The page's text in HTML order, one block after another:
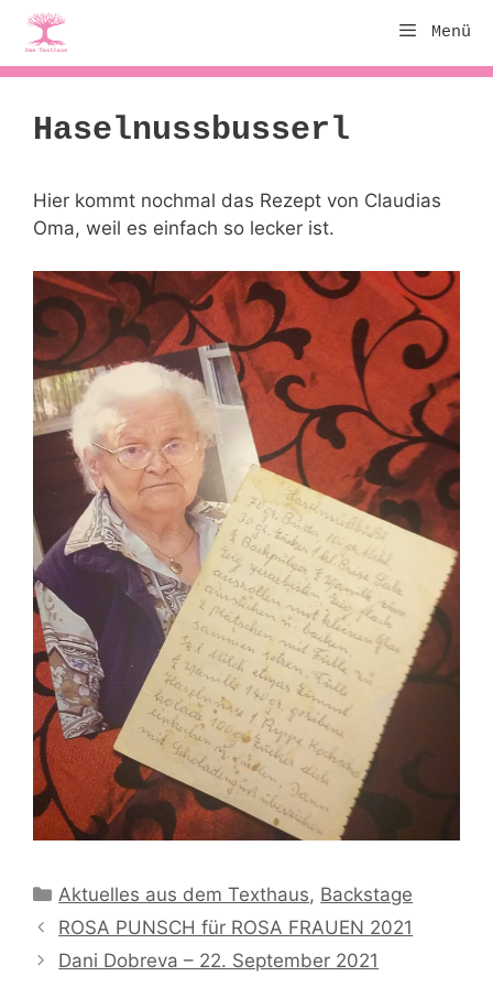
Zum
Inhalt
springen
Menü
Haselnussbusserl
Hier kommt nochmal das Rezept von Claudias
Oma, weil es einfach so lecker ist.
Kategorien
Aktuelles aus dem Texthaus, Backstage
ROSA PUNSCH für ROSA FRAUEN 2021
Dani Dobreva – 22. September 2021